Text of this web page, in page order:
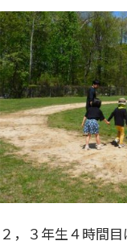
２，３年生４時間